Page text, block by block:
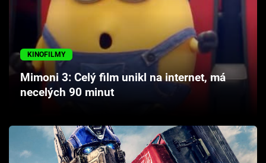
Cool Esport
Pořady
Sledujte prima+
KINOFILMY
Mimoni 3: Celý film unikl na internet, má
necelých 90 minut